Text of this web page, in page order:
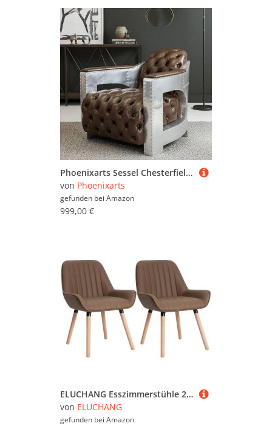
Phoenixarts Sessel Chesterfield Ledersessel Vintage Design Ohrensessel Leder Lounge ClubSessel (Braun 456)
von Phoenixarts
gefunden bei Amazon
999,00 €
ELUCHANG Esszimmerstühle 2er Set, Braun PU Leder Polsterstühle mit Armlehnen & Verdicktes Sitzpolster, 150 kg belastbar, multifunktional als Küchenstühle, Esstisch Stühle, Loungesessel
von ELUCHANG
gefunden bei Amazon